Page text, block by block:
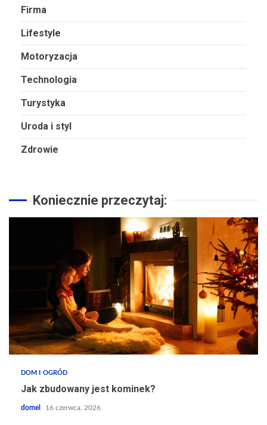
Firma
Lifestyle
Motoryzacja
Technologia
Turystyka
Uroda i styl
Zdrowie
Koniecznie przeczytaj:
DOM I OGRÓD
Jak zbudowany jest kominek?
domel 16 czerwca, 2026